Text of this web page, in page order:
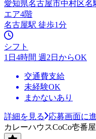
愛知県名古屋市中村区名
エア4階
名古屋駅 徒歩1分
シフト
1日4時間 週2日からOK
交通費支給
未経験OK
まかないあり
詳細を見る
応募画面に
カレーハウスCoCo壱番